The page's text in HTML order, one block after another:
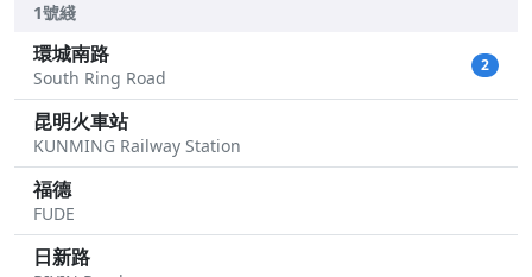
1號綫
環城南路
South Ring Road
2
昆明火車站
KUNMING Railway Station
福德
FUDE
日新路